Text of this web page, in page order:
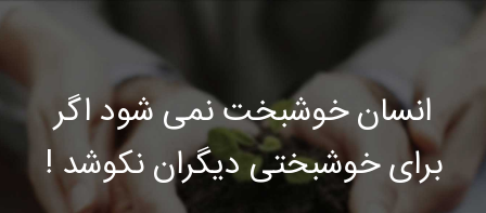
انسان خوشبخت نمی شود اگر
برای خوشبختی دیگران نکوشد !